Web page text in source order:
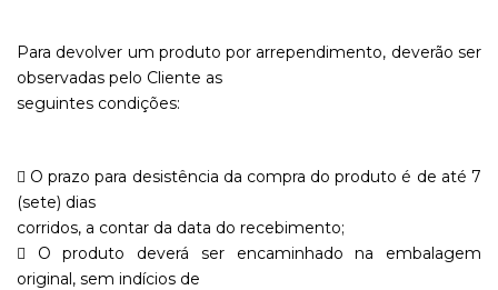
Para devolver um produto por arrependimento, deverão ser
observadas pelo Cliente as
seguintes condições:
 O prazo para desistência da compra do produto é de até 7
(sete) dias
corridos, a contar da data do recebimento;
 O produto deverá ser encaminhado na embalagem
original, sem indícios de